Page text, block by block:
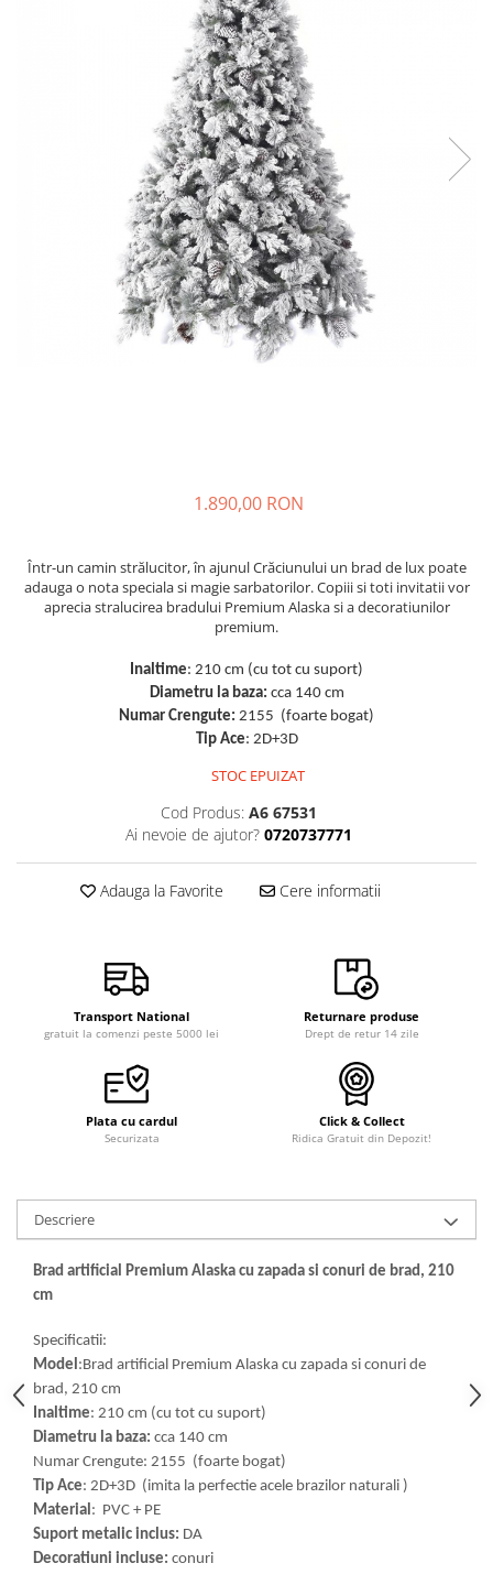
1.890,00 RON
Într-un camin strălucitor, în ajunul Crăciunului un brad de lux poate
adauga o nota speciala si magie sarbatorilor. Copiii si toti invitatii vor
aprecia stralucirea bradului Premium Alaska si a decoratiunilor
premium.
Inaltime: 210 cm (cu tot cu suport)
Diametru la baza: cca 140 cm
Numar Crengute: 2155 (foarte bogat)
Tip Ace: 2D+3D
STOC EPUIZAT
Cod Produs: A6 67531
Ai nevoie de ajutor? 0720737771
Adauga la Favorite Cere informatii
Transport National
gratuit la comenzi peste 5000 lei
Returnare produse
Drept de retur 14 zile
Plata cu cardul
Securizata
Click & Collect
Ridica Gratuit din Depozit!
Descriere
Brad artificial Premium Alaska cu zapada si conuri de brad, 210
cm
Specificatii:
Model:Brad artificial Premium Alaska cu zapada si conuri de
brad, 210 cm
Inaltime: 210 cm (cu tot cu suport)
Diametru la baza: cca 140 cm
Numar Crengute: 2155 (foarte bogat)
Tip Ace: 2D+3D (imita la perfectie acele brazilor naturali )
Material: PVC + PE
Suport metalic inclus: DA
Decoratiuni incluse: conuri